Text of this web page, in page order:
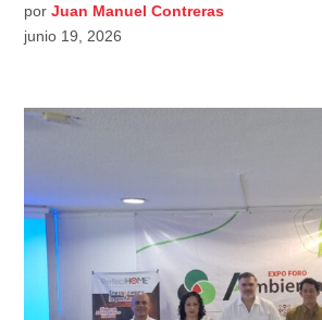
por Juan Manuel Contreras
junio 19, 2026